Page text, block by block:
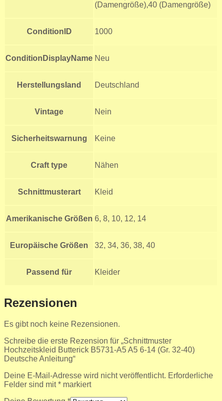
(Damengröße),40 (Damengröße)
ConditionID 1000
ConditionDisplayName Neu
Herstellungsland Deutschland
Vintage Nein
Sicherheitswarnung Keine
Craft type Nähen
Schnittmusterart Kleid
Amerikanische Größen 6, 8, 10, 12, 14
Europäische Größen 32, 34, 36, 38, 40
Passend für Kleider
Rezensionen
Es gibt noch keine Rezensionen.
Schreibe die erste Rezension für „Schnittmuster
Hochzeitskleid Butterick B5731-A5 A5 6-14 (Gr. 32-40)
Deutsche Anleitung“
Deine E-Mail-Adresse wird nicht veröffentlicht. Erforderliche
Felder sind mit* markiert